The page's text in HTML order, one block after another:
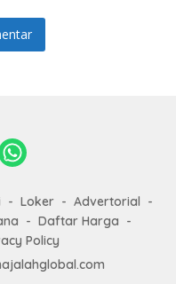
Loker
Advertorial
Daftar Harga
Policy